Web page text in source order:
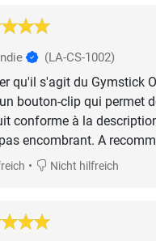
(LA-CS-1002)
qu'il s'agit du Gymstick
bouton-clip qui permet
conforme à la
encombrant. A
• Nicht hilfreich